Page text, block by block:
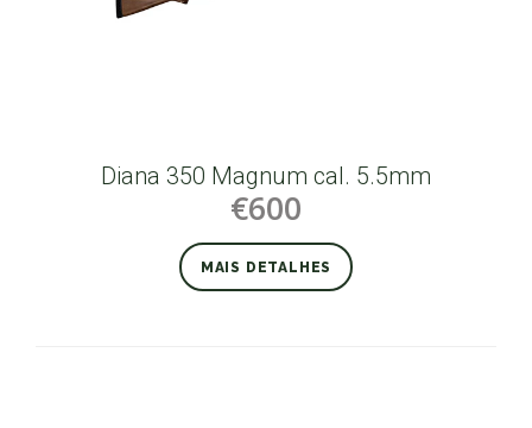
Diana 350 Magnum cal. 5.5mm
€600
MAIS DETALHES